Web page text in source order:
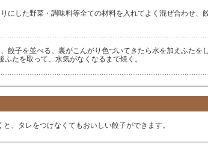
にした野菜・調味料等全ての材料を入れてよく混ぜ合わせ、
餃子を並べる。裏がこんがり色づいてきたら水を加えふたをし
たを取って、水気がなくなるまで焼く。
、タレをつけなくてもおいしい餃子ができます。